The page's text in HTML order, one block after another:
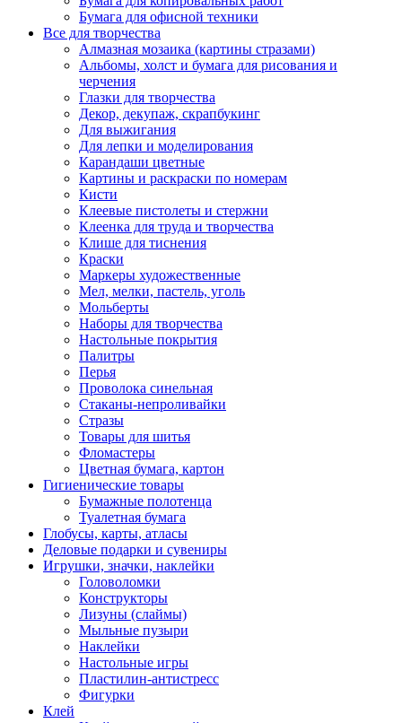
Бумага для офисной техники
Все для творчества
Алмазная мозаика (картины стразами)
Альбомы, холст и бумага для рисования и
черчения
Глазки для творчества
Декор, декупаж, скрапбукинг
Для выжигания
Для лепки и моделирования
Карандаши цветные
Картины и раскраски по номерам
Кисти
Клеевые пистолеты и стержни
Клеенка для труда и творчества
Клише для тиснения
Краски
Маркеры художественные
Мел, мелки, пастель, уголь
Мольберты
Наборы для творчества
Настольные покрытия
Палитры
Перья
Проволока синельная
Стаканы-непроливайки
Стразы
Товары для шитья
Фломастеры
Цветная бумага, картон
Гигиенические товары
Бумажные полотенца
Туалетная бумага
Глобусы, карты, атласы
Деловые подарки и сувениры
Игрушки, значки, наклейки
Головоломки
Конструкторы
Лизуны (слаймы)
Мыльные пузыри
Наклейки
Настольные игры
Пластилин-антистресс
Фигурки
Клей